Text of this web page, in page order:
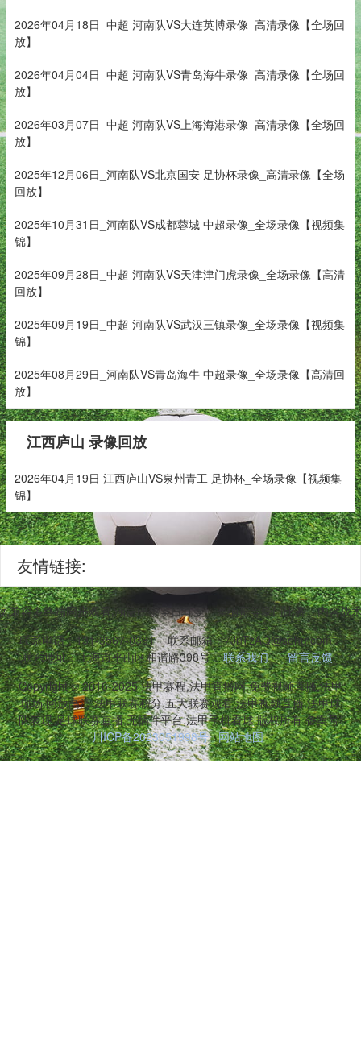
2026年04月18日_中超 河南队VS大连英博录像_高清录像【全场回
放】
2026年04月04日_中超 河南队VS青岛海牛录像_高清录像【全场回
放】
2026年03月07日_中超 河南队VS上海海港录像_高清录像【全场回
放】
2025年12月06日_河南队VS北京国安 足协杯录像_高清录像【全场
回放】
2025年10月31日_河南队VS成都蓉城 中超录像_全场录像【视频集
锦】
2025年09月28日_中超 河南队VS天津津门虎录像_全场录像【高清
回放】
2025年09月19日_中超 河南队VS武汉三镇录像_全场录像【视频集
锦】
2025年08月29日_河南队VS青岛海牛 中超录像_全场录像【高清回
放】
江西庐山 录像回放
2026年04月19日 江西庐山VS泉州青工 足协杯_全场录像【视频集
锦】
友情链接:
容多终端同步观看,涵盖巴黎圣日耳曼、摩纳哥等豪门比赛。内含
联系电话：131-3567-0381
联系邮箱：7JnTzAQ@sohu.com
联系地址：上海市平山区和谐路398号
联系我们
留言反馈
Copyright © 2016-2025 法甲赛程,法甲直播网,免费视频直播,法甲
现场,回放高清,法甲联赛积分,五大联赛观看,法甲视频直播,法甲球
队表现,足球联赛直播,无插件平台,法甲手机看球 版权所有 备案号:
川ICP备2023051998号 网站地图